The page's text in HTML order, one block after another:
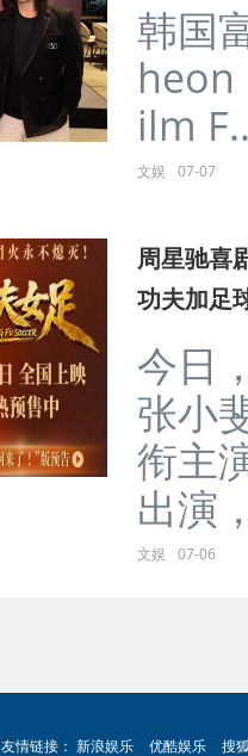
韩国
heon
ilm
文娱 07-07
周星驰喜
功夫加足
今日
张小
衔主
出演
文娱 07-06
友情链接： 新浪娱乐 优酷娱乐 搜